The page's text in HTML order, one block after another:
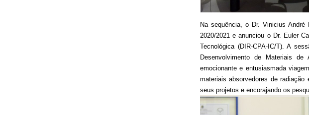
Na sequência, o Dr. Vinicius
2020/2021 e anunciou o Dr. Euler
Tecnológica (DIR-CPA-IC/T). A
Desenvolvimento de Materiais de
emocionante e entusiasmada
materiais absorvedores de radiação
seus projetos e encorajando os